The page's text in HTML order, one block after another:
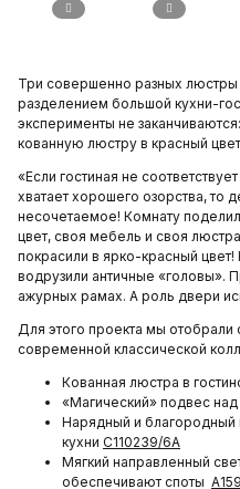
Три совершенно разных
разделением большой кухни-
эксперименты не
кованную люстру в красный
«Если гостиная не
хватает хорошего озорства, то
несочетаемое! Комнату
цвет, своя мебель и своя
покрасили в ярко-красный
водрузили античные «головы».
ажурных рамах. А роль двери
Для этого проекта мы
современной классической
Кованная люстра в
«Магический» подвес
Нарядный и благородный
кухни C110239/6А
Мягкий направленный
обеспечивают споты